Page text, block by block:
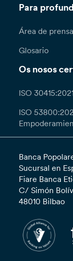
Para
Área de prensa
Glosario
Os nosos
ISO
ISO
Banca
Sucursal en
Fiare Banca
C/ Simón
48010 Bilbao